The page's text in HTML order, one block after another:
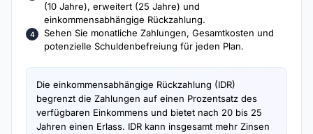
(10 Jahre), erweitert (25 Jahre) und
einkommensabhängige Rückzahlung.
Sehen Sie monatliche Zahlungen, Gesamtkosten und
potenzielle Schuldenbefreiung für jeden Plan.
Die einkommensabhängige Rückzahlung (IDR)
begrenzt die Zahlungen auf einen Prozentsatz des
verfügbaren Einkommens und bietet nach 20 bis 25
Jahren einen Erlass. IDR kann insgesamt mehr Zinsen